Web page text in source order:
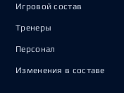
Игровой состав
Тренеры
Персонал
Изменения в составе